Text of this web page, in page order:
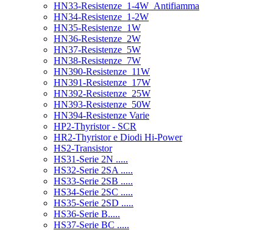
HN33-Resistenze_1-4W_Antifiamma
HN34-Resistenze_1-2W
HN35-Resistenze_1W
HN36-Resistenze_2W
HN37-Resistenze_5W
HN38-Resistenze_7W
HN390-Resistenze_11W
HN391-Resistenze_17W
HN392-Resistenze_25W
HN393-Resistenze_50W
HN394-Resistenze Varie
HP2-Thyristor - SCR
HR2-Thyristor e Diodi Hi-Power
HS2-Transistor
HS31-Serie 2N .....
HS32-Serie 2SA .....
HS33-Serie 2SB .....
HS34-Serie 2SC .....
HS35-Serie 2SD .....
HS36-Serie B.....
HS37-Serie BC .....